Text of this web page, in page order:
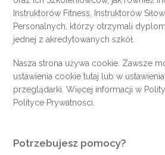
Instruktorów Fitness, Instruktorów
Personalnych, którzy otrzymali
jednej z akredytowanych szkół.
Nasza strona używa cookie. Zawsze
ustawienia cookietutaj lub w
przeglądarki. Więcej informacji w
Polityce Prywatności.
Potrzebujesz pomocy?